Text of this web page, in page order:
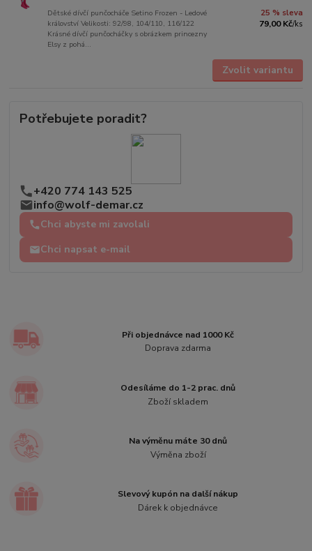
Dětské dívčí punčocháče Setino Frozen - Ledové
království Velikosti: 92/98, 104/110, 116/122
Krásné dívčí punčocháčky s obrázkem princezny
Elsy z pohá...
25 % sleva
79,00 Kč/ks
Zvolit variantu
Potřebujete poradit?
+420 774 143 525
info@wolf-demar.cz
Chci abyste mi zavolali
Chci napsat e-mail
Při objednávce nad 1000 Kč
Doprava zdarma
Odesíláme do 1-2 prac. dnů
Zboží skladem
Na výměnu máte 30 dnů
Výměna zboží
Slevový kupón na další nákup
Dárek k objednávce